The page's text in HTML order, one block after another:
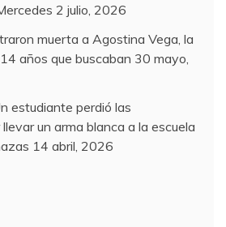
2 julio, 2026
muerta a Agostina Vega, la
años que buscaban 30 mayo,
estudiante perdió las
llevar un arma blanca a la escuela
14 abril, 2026